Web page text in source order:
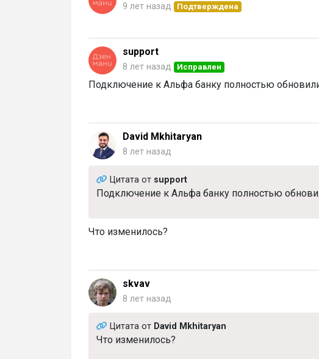
9 лет назад Подтверждена
support
8 лет назад Исправлен
Подключение к Альфа банку полностью
David Mkhitaryan
8 лет назад
Цитата от support
Подключение к Альфа банку полностью
Что изменилось?
skvav
8 лет назад
Цитата от David Mkhitaryan
Что изменилось?